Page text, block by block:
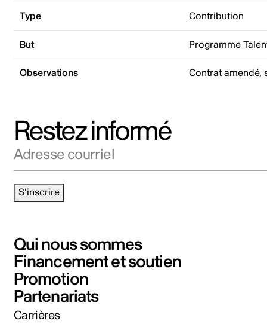
Type Contribution
But Programme
Observations Contrat amendé,
Restez informé
S'inscrire
Qui nous sommes
Financement et soutien
Promotion
Partenariats
Carrières